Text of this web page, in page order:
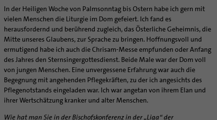
In der Heiligen Woche von Palmsonntag bis Ostern habe ich gern mit
vielen Menschen die Liturgie im Dom gefeiert. Ich fand es
herausfordernd und berührend zugleich, das Österliche Geheimnis, die
Mitte unseres Glaubens, zur Sprache zu bringen. Hoffnungsvoll und
ermutigend habe ich auch die Chrisam-Messe empfunden oder Anfang
des Jahres den Sternsingergottesdienst. Beide Male war der Dom voll
von jungen Menschen. Eine unvergessene Erfahrung war auch die
Begegnung mit angehenden Pflegekräften, zu der ich angesichts des
Pflegenotstands eingeladen war. Ich war angetan von ihrem Elan und
ihrer Wertschätzung kranker und alter Menschen.
Wie hat man Sie in der Bischofskonferenz in der „Liga“ der